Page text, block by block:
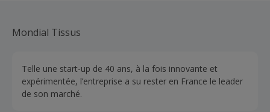
Mondial Tissus
Telle une start-up de 40 ans, à la fois innovante et
expérimentée, l’entreprise a su rester en France le leader
de son marché.